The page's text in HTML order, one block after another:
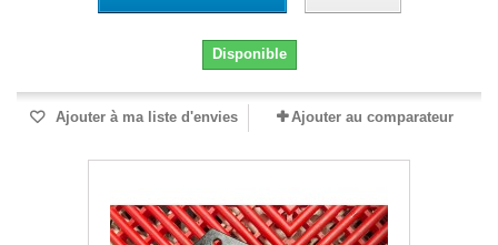
Disponible
Ajouter à ma liste d'envies Ajouter au comparateur